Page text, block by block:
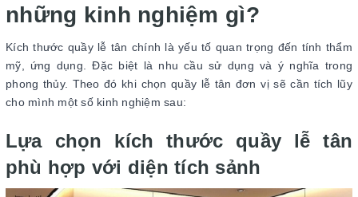
những kinh nghiệm gì?
Kích thước quầy lễ tân chính là yếu tố quan trọng đến tính thẩm
mỹ, ứng dụng. Đặc biệt là nhu cầu sử dụng và ý nghĩa trong
phong thủy. Theo đó khi chọn quầy lễ tân đơn vị sẽ cần tích lũy
cho mình một số kinh nghiệm sau:
Lựa chọn kích thước quầy lễ tân
phù hợp với diện tích sảnh